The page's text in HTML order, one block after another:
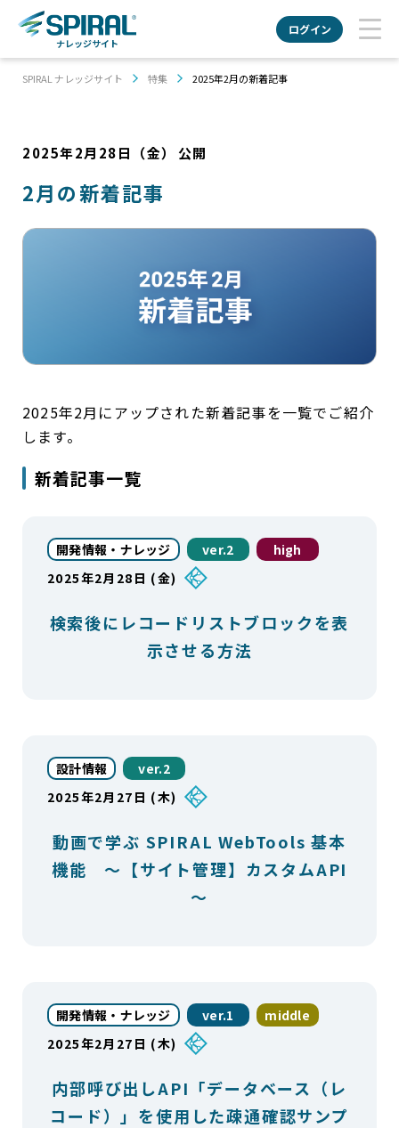
ナレッジサイト
ログイン
SPIRAL ナレッジサイト 特集 2025年2月の新着記事
2025年2月28日（金） 公開
2月の新着記事
2025年2月にアップされた新着記事を一覧でご紹介
します。
新着記事一覧
開発情報・ナレッジ ver.2
high
2025年2月28日 (金)
検索後にレコードリストブロックを表
示させる方法
設計情報
ver.2
2025年2月27日 (木)
動画で学ぶ SPIRAL WebTools 基本
機能 ～【サイト管理】カスタムAPI
～
開発情報・ナレッジ ver.1
middle
2025年2月27日 (木)
内部呼び出しAPI「データベース（レ
コード）」を使用した疎通確認サンプ